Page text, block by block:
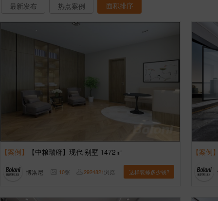
最新发布 热点案例 面积排序
【案例】 【中粮瑞府】现代 别墅 1472㎡
博洛尼 10张 2924821浏览 这样装修多少钱?
【案例